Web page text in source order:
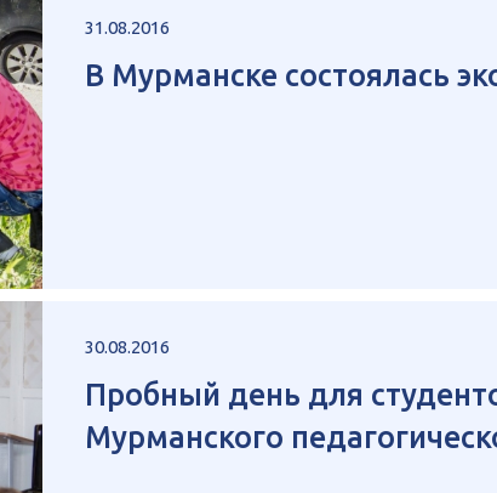
31.08.2016
В Мурманске состоялась
30.08.2016
Пробный день для
Мурманского